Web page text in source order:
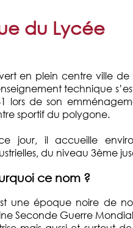
du Lycée
en plein centre ville
technique
lors de son
sportif du polygone.
jour, il accueille
du niveau 3ème
ce nom ?
une époque noire de
Seconde Guerre